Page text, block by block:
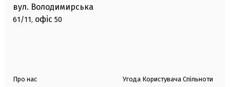
вул. Володимирська
61/11, офіс 50
Про нас Угода Користувача Спільноти